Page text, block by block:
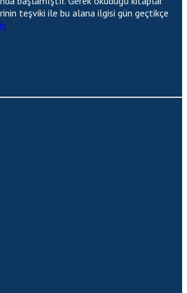
teşviki ile bu alana ilgisi gün geçtikçe